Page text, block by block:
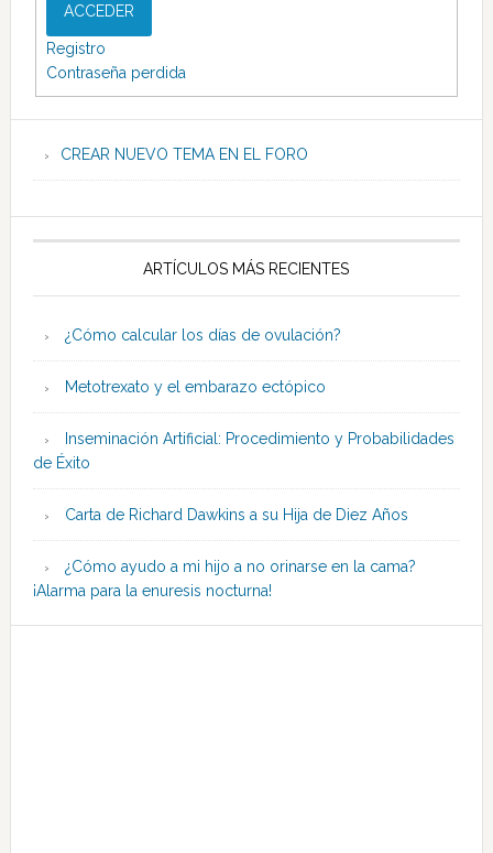
ACCEDER
Registro
Contraseña perdida
CREAR NUEVO TEMA EN EL FORO
ARTÍCULOS MÁS RECIENTES
¿Cómo calcular los días de ovulación?
Metotrexato y el embarazo ectópico
Inseminación Artificial: Procedimiento y Probabilidades
de Éxito
Carta de Richard Dawkins a su Hija de Diez Años
¿Cómo ayudo a mi hijo a no orinarse en la cama?
¡Alarma para la enuresis nocturna!